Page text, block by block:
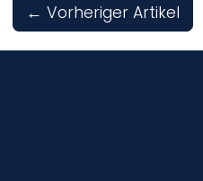
← Vorheriger Artikel